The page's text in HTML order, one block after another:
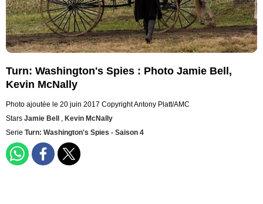
Turn: Washington's Spies : Photo Jamie Bell,
Kevin McNally
Photo ajoutée le 20 juin 2017 Copyright Antony Platt/AMC
Stars Jamie Bell , Kevin McNally
Serie Turn: Washington's Spies - Saison 4